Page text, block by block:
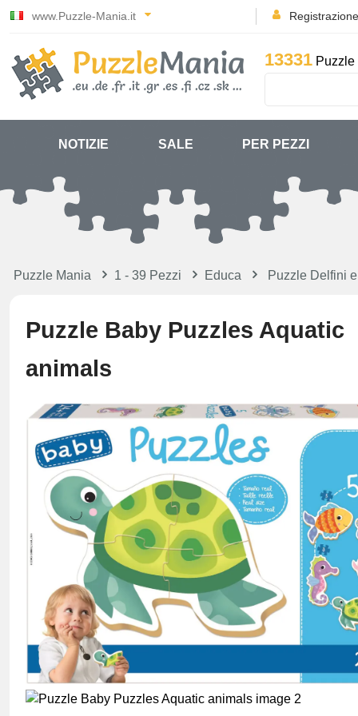
www.Puzzle-Mania.it Registrazione
13331
NOTIZIE SALE PER PEZZI
Puzzle Mania 1 - 39 Pezzi Educa Puzzle Delfini
Puzzle Baby Puzzles Aquatic
animals